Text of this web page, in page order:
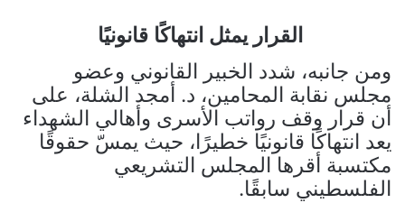
القرار يمثل انتهاكًا قانونيًا
ومن جانبه، شدد الخبير القانوني وعضو
مجلس نقابة المحامين، د. أمجد الشلة، على
أن قرار وقف رواتب الأسرى وأهالي الشهداء
يعد انتهاكًا قانونيًا خطيرًا، حيث يمسّ حقوقًا
مكتسبة أقرها المجلس التشريعي
الفلسطيني سابقًا.